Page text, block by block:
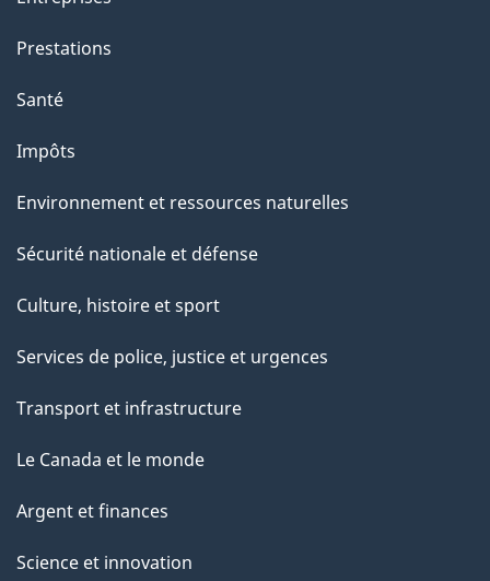
Prestations
Santé
Impôts
Environnement et ressources naturelles
Sécurité nationale et défense
Culture, histoire et sport
Services de police, justice et urgences
Transport et infrastructure
Le Canada et le monde
Argent et finances
Science et innovation